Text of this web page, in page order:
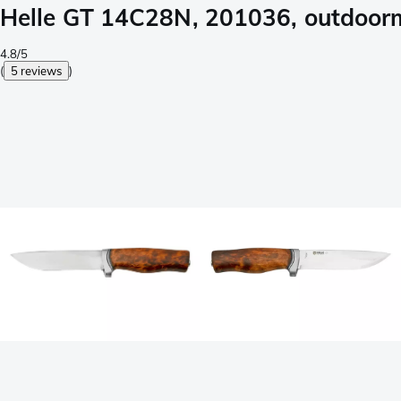
Helle GT 14C28N, 201036,
4.8/5
( 5 reviews )